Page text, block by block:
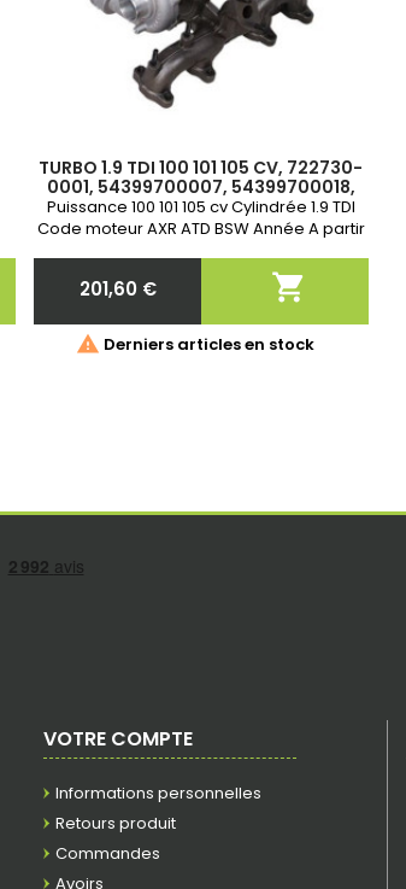
TURBO 1.9 TDI 100 101 105 CV, 722730-
0001, 54399700007, 54399700018,
038253016H, 038253010H,
038253014D, 038253016N
Puissance 100 101 105 cv Cylindrée 1.9 TDI
Code moteur AXR ATD BSW Année A partir
Prix
201,60 € 
 Derniers articles en stock
VOTRE COMPTE
Informations personnelles
Retours produit
Commandes
Avoirs